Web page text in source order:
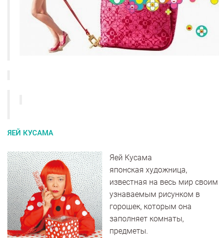
ЯЕЙ КУСАМА
Яей Кусама
японская художница,
известная на весь мир своим
узнаваемым рисунком в
горошек, которым она
заполняет комнаты,
предметы.